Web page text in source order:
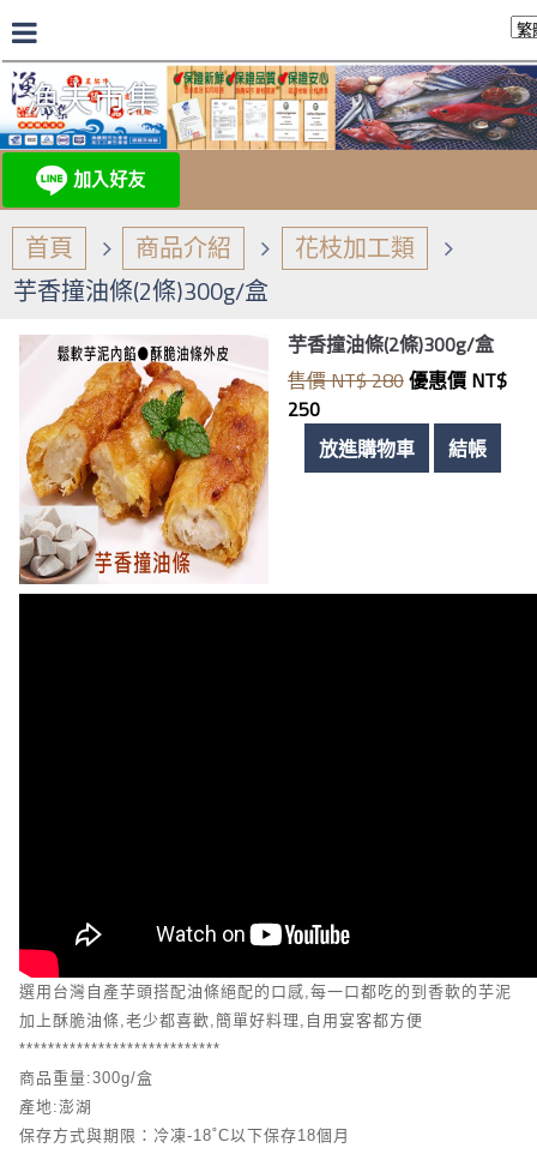
漁夫市集
首頁 商品介紹
花枝加工類
芋香撞油條(2條)300g/盒
芋香撞油條(2條)300g/盒
售價 NT$ 280優惠價 NT$
250
選用台灣自產芋頭搭配油條絕配的口感,每一口都吃的到香軟的芋泥
加上酥脆油條,老少都喜歡,簡單好料理,自用宴客都方便
****************************
商品重量:300g/盒
產地:澎湖
保存方式與期限：冷凍-18˚C以下保存18個月